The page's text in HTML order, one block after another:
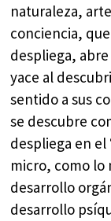
naturaleza,
conciencia,
despliega,
yace al
sentido a sus
se descubre
despliega en el
micro, como lo
desarrollo
desarrollo